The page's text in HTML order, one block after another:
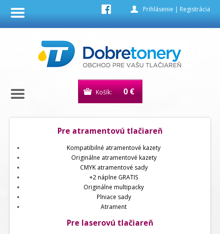
Prihlásenie | Registrácia
Košík: 0 €
Pre atramentovú tlačiareň
Kompatibilné atramentové kazety
Originálne atramentové kazety
CMYK atramentové sady
+2 náplne GRATIS
Originálne multipacky
Plniace sady
Atrament
Pre laserovú tlačiareň